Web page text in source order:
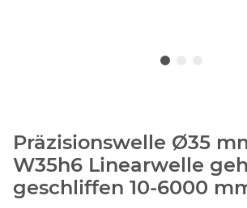
Präzisionswelle Ø35
W35h6 Linearwelle
geschliffen 10-6000